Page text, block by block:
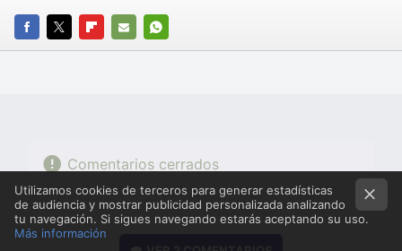
FACEBOOK
TWITTERFLIPBOARD
E-
WHATSAPP
Comentarios cerrados
Utilizamos cookies de terceros para generar estadísticas
de audiencia y mostrar publicidad personalizada analizando
tu navegación. Si sigues navegando estarás aceptando su uso.
Más información